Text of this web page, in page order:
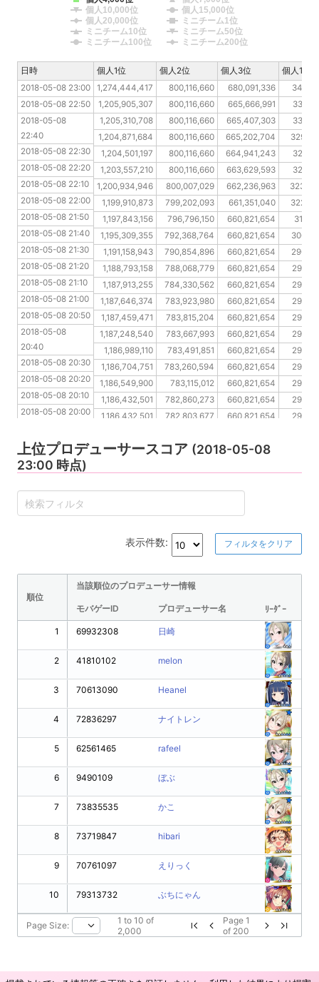
個人10,000位
個人15,000位
個人20,000位
ミニチーム1位
ミニチーム10位
ミニチーム50位
ミニチーム100位
ミニチーム200位
2018-05-08 23:00 1,274,444,417 800,116,660 680,091,336
2018-05-08 22:50
1,205,905,307 800,116,660 665,666,991
2018-05-08 22:40
1,205,310,708 800,116,660 665,407,303
2018-05-08 22:30
1,204,871,684 800,116,660 665,202,704
2018-05-08 22:20
1,204,501,197 800,116,660 664,941,243
2018-05-08 22:10
1,203,557,210 800,116,660 663,629,593
2018-05-08 22:00
1,200,934,946 800,007,029 662,236,963
2018-05-08 21:50
1,199,910,873 799,202,093 661,351,040
2018-05-08 21:40
1,197,843,156 796,796,150 660,821,654
2018-05-08 21:30
1,195,309,355 792,368,764 660,821,654
2018-05-08 21:20
1,191,158,943 790,854,896 660,821,654
2018-05-08 21:10
1,188,793,158 788,068,779 660,821,654
2018-05-08 21:00
1,187,913,255 784,330,562 660,821,654
2018-05-08 20:50
1,187,646,374 783,923,980 660,821,654
2018-05-08 20:40
1,187,459,471 783,815,204 660,821,654
2018-05-08 20:30
1,187,248,540 783,667,993 660,821,654
2018-05-08 20:20
1,186,989,110 783,491,851 660,821,654
2018-05-08 20:10
1,186,704,751 783,260,594 660,821,654
2018-05-08 20:00
1,186,549,900 783,115,012 660,821,654
2018-05-08 19:50
1,186,432,501 782,860,273 660,821,654
2018-05-08 19:40
1,186,432,501 782,803,677 660,821,654
日時 個人1位 個人2位 個人3位
個人10位
2018-05-08 23:00
2018-05-08 22:50
2018-05-08
22:40
2018-05-08 22:30
2018-05-08 22:20
2018-05-08 22:10
2018-05-08 22:00
2018-05-08 21:50
2018-05-08 21:40
2018-05-08 21:30
2018-05-08 21:20
2018-05-08 21:10
2018-05-08 21:00
2018-05-08 20:50
2018-05-08
20:40
2018-05-08 20:30
2018-05-08 20:20
2018-05-08 20:10
2018-05-08 20:00
2018-05-08 19:40
2018-05-08 19:30
日時
上位プロデューサースコア (2018-05-08
23:00 時点)
表示件数: フィルタをクリア
順位
当該順位のプロデューサー情報
モバゲーID プロデューサー名 ﾘｰﾀﾞｰ
1
2
3
4
5
6
7
8
9
10
69932308 日崎
41810102 melon
70613090 Heanel
72836297 ナイトレン
62561465 rafeel
9490109 ぼぶ
73835535 かこ
73719847 hibari
70761097 えりっく
79313732 ぶちにゃん
Page Size: 1 to 10 of
2,000
Page 1
of 200